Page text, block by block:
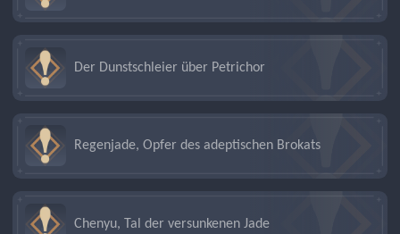
Der Dunstschleier über Petrichor
Regenjade, Opfer des adeptischen Brokats
Chenyu, Tal der versunkenen Jade